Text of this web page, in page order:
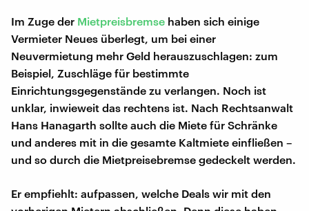
Im Zuge der Mietpreisbremse haben sich einige
Vermieter Neues überlegt, um bei einer
Neuvermietung mehr Geld herauszuschlagen: zum
Beispiel, Zuschläge für bestimmte
Einrichtungsgegenstände zu verlangen. Noch ist
unklar, inwieweit das rechtens ist. Nach Rechtsanwalt
Hans Hanagarth sollte auch die Miete für Schränke
und anderes mit in die gesamte Kaltmiete einfließen –
und so durch die Mietpreisebremse gedeckelt werden.
Er empfiehlt: aufpassen, welche Deals wir mit den